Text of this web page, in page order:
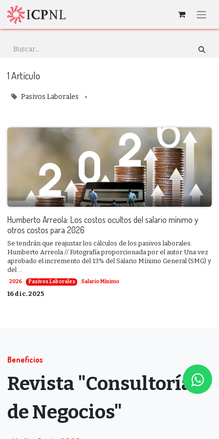
1 Artículo
Pasivos Laborales ×
Humberto Arreola: Los costos ocultos del salario mínimo y
otros costos para 2026
Se tendrán que reajustar los cálculos de los pasivos laborales.
Humberto Arreola // Fotografía proporcionada por el autor Una vez
aprobado el incremento del 13% del Salario Mínimo General (SMG) y
del ...
2026 Pasivos Laborales Salario Mínimo
16 dic. 2025
Beneficios
Revista "Consultoría
de Negocios"